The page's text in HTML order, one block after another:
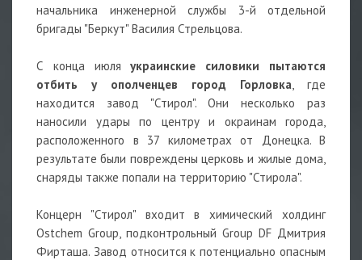
начальника инженерной службы 3-й отдельной
бригады "Беркут" Василия Стрельцова.
С конца июляукраинские силовики пытаются
отбить у ополченцев город Горловка , где
находится завод "Стирол". Они несколько раз
наносили удары по центру и окраинам города,
расположенного в 37 километрах от Донецка. В
результате были повреждены церковь и жилые дома,
снаряды также попали на территорию "Стирола".
Концерн "Стирол" входит в химический холдинг
Ostchem Group, подконтрольный Group DF Дмитрия
Фирташа. Завод относится к потенциально опасным